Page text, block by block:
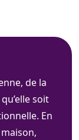
de la
soit
En